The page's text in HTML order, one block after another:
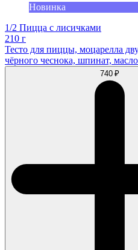
Новинка
1/2 Пицца с лисичками
210 г
Тесто для пиццы, моцарелла
чёрного чеснока, шпинат,
740 ₽